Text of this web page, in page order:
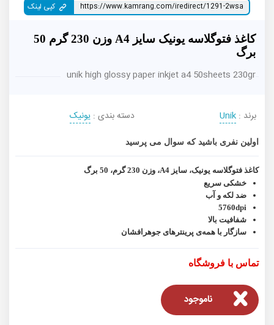
کپی لینک
کاغذ فتوگلاسه یونیک سایز A4 وزن 230 گرم 50
برگ
unik high glossy paper inkjet a4 50sheets 230gr
برند : Unik دسته بندی : یونیک
اولین نفری باشید که سوال می پرسید
کاغذ فتوگلاسه یونیک، سایز A4، وزن 230 گرم، 50 برگ
خشکی سریع
ضد لکه و آب
5760dpi
شفافیت بالا
سازگار با همه‌ی پرینترهای جوهرافشان
تماس با فروشگاه
ناموجود